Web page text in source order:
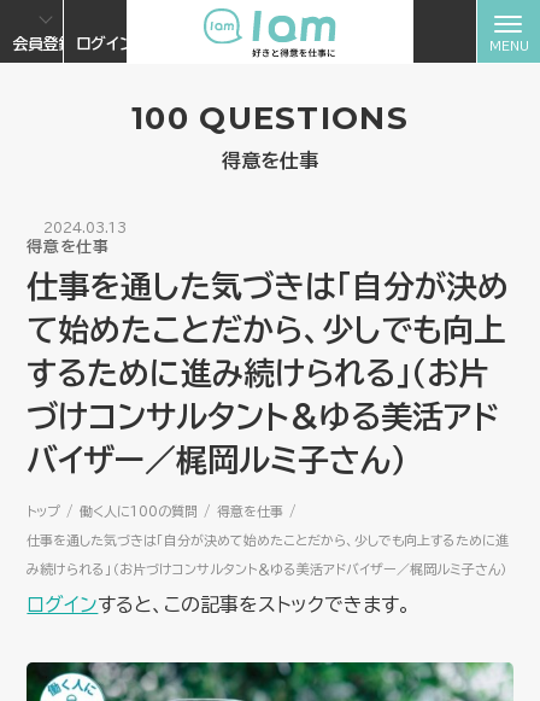
会員登録 ログイン
100 QUESTIONS
得意を仕事
2024.03.13
得意を仕事
仕事を通した気づきは「自分が決め
て始めたことだから、少しでも向上
するために進み続けられる」（お片
づけコンサルタント＆ゆる美活アド
バイザー／梶岡ルミ子さん）
トップ 働く人に100の質問 得意を仕事
仕事を通した気づきは「自分が決めて始めたことだから、少しでも向上するために進
み続けられる」（お片づけコンサルタント＆ゆる美活アドバイザー／梶岡ルミ子さん）
ログインすると、この記事をストックできます。